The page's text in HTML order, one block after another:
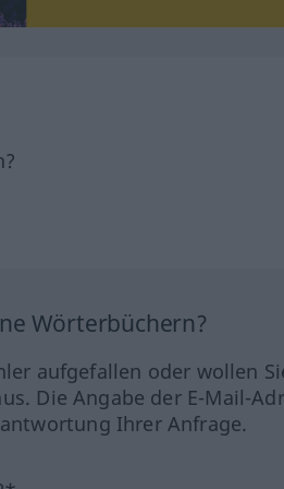
Wörterbüchern?
aufgefallen oder wollen
Die Angabe der E-Mail-
Ihrer Anfrage.